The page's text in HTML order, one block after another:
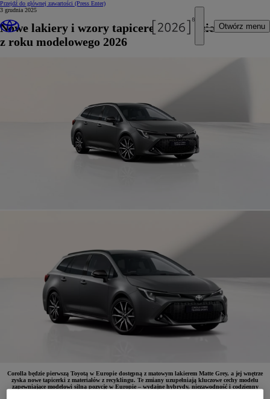
Przejdź do głównej zawartości (Press Enter)
Otwórz menu
3 grudnia 2025
Nowe lakiery i wzory tapicerek w Toyocie Corolli
z roku modelowego 2026
Corolla będzie pierwszą Toyotą w Europie dostępną z matowym lakierem Matte Grey, a jej wnętrze
zyska nowe tapicerki z materiałów z recyklingu. Te zmiany uzupełniają kluczowe cechy modelu
zapewniające modelowi silną pozycję w Europie – wydajne hybrydy, niezawodność i codzienny